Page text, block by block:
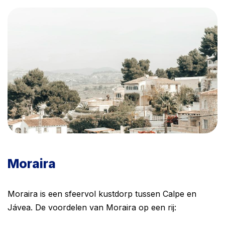
Moraira
Moraira is een sfeervol kustdorp tussen Calpe en
Jávea. De voordelen van Moraira op een rij: